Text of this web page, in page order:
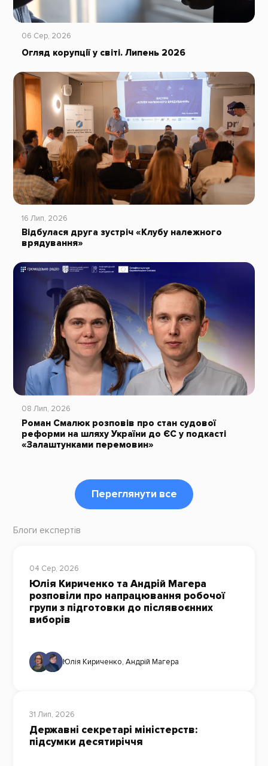
06 Сер, 2026
Огляд корупції у світі. Липень 2026
16 Лип, 2026
Відбулася друга зустріч «Клубу належного
врядування»
08 Лип, 2026
Роман Смалюк розповів про стан судової
реформи на шляху України до ЄС у подкасті
«Залаштунками перемовин»
Переглянути все
Блоги експертів
04 Сер, 2026
Юлія Кириченко та Андрій Магера
розповіли про напрацювання робочої
групи з підготовки до післявоєнних
виборів
Юлія Кириченко, Андрій Магера
31 Лип, 2026
Державні секретарі міністерств:
підсумки десятиріччя